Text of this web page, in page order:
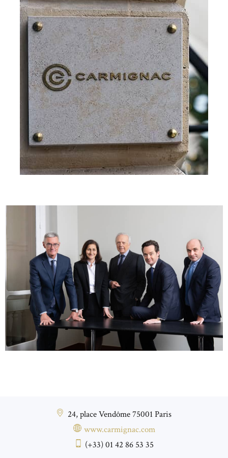
24, place Vendôme 75001 Paris
www.carmignac.com
(+33) 01 42 86 53 35